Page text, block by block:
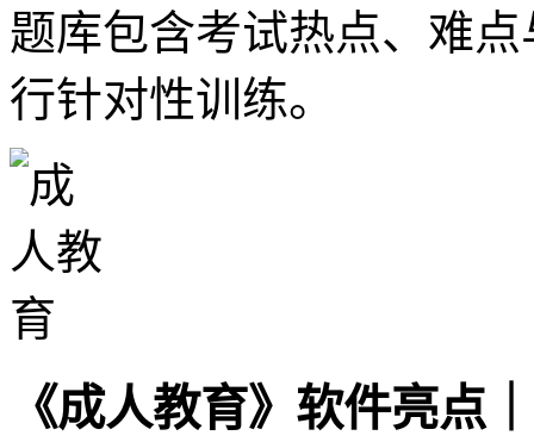
题库包含考试热点、难
行针对性训练。
《成人教育》软件亮点